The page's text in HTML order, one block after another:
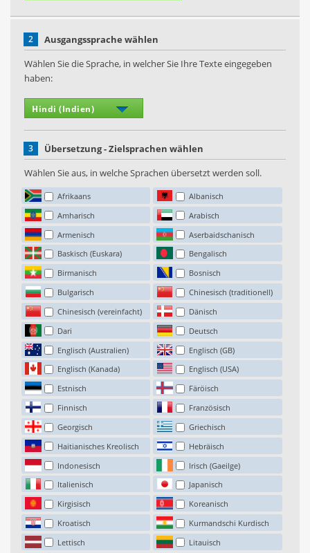
2
Ausgangssprache wählen
Wählen Sie die Sprache, in welcher Sie Ihre Texte eingegeben
haben:
3
Übersetzung - Zielsprachen wählen
Wählen Sie aus, in welche Sprachen übersetzt werden soll.
Afrikaans
Albanisch
Amharisch
Arabisch
Armenisch
Aserbaidschanisch
Baskisch (Euskara)
Bengalisch
Birmanisch
Bosnisch
Bulgarisch
Chinesisch (traditionell)
Chinesisch (vereinfacht)
Dänisch
Dari
Deutsch
Englisch (Australien)
Englisch (GB)
Englisch (Kanada)
Englisch (USA)
Estnisch
Färöisch
Finnisch
Französisch
Georgisch
Griechisch
Haitianisches Kreolisch
Hebräisch
Indonesisch
Irisch (Gaeilge)
Italienisch
Japanisch
Kirgisisch
Koreanisch
Kroatisch
Kurmandschi Kurdisch
Lettisch
Litauisch